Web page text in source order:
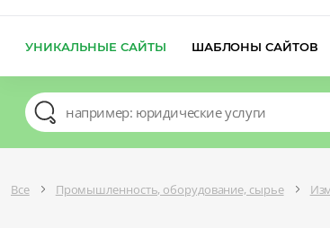
УНИКАЛЬНЫЕ САЙТЫ ШАБЛОНЫ САЙТОВ
Все Промышленность, оборудование, сырье